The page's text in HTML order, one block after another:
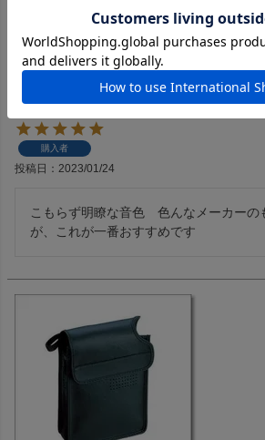
SP-35（SP35） アイコム純正モービル用
パクトでかわいらしい外見ですが、なかな
気です。【対応】IC-2730/D IC-
購入者
投稿日 2023/01/24
こもらず明瞭な音色　色んなメーカーの
が、これが一番おすすめです